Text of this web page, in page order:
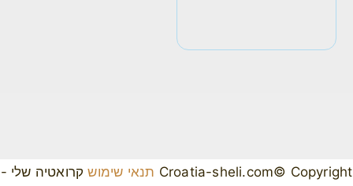
Croatia-sheli.com© Copyright תנאי שימוש קרואטיה שלי -